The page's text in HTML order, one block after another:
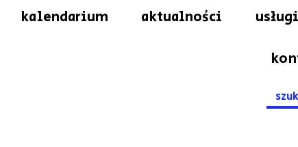
kalendarium aktualności
for: